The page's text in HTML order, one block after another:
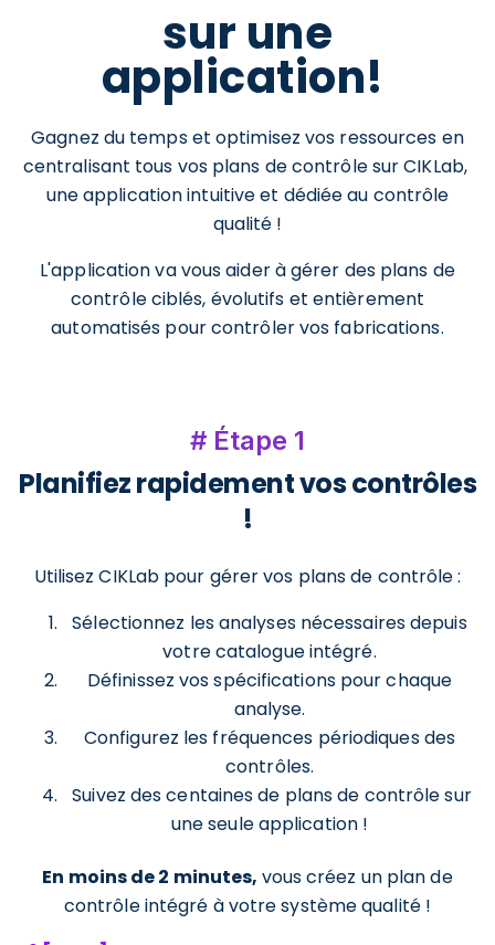
sur une
application!
Gagnez du temps et optimisez vos ressources en
centralisant tous vos plans de contrôle sur CIKLab,
une application intuitive et dédiée au contrôle
qualité !
L'application va vous aider à gérer des plans de
contrôle ciblés, évolutifs et entièrement
automatisés pour contrôler vos fabrications.
# Étape 1
Planifiez rapidement vos contrôles
!
Utilisez CIKLab pour gérer vos plans de contrôle :
Sélectionnez les analyses nécessaires depuis
votre catalogue intégré.
Définissez vos spécifications pour chaque
analyse.
Configurez les fréquences périodiques des
contrôles.
Suivez des centaines de plans de contrôle sur
une seule application !
En moins de 2 minutes, vous créez un plan de
contrôle intégré à votre système qualité !